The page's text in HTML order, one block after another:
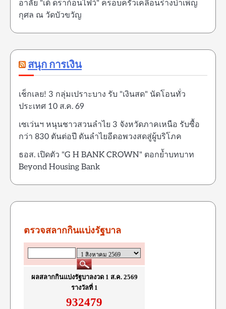
อาลัย "เต้ ดราก้อนไฟว์" ครอบครัวเคลื่อนร่างบำเพ็ญ
กุศล ณ วัดบัวขวัญ
สนุก การเงิน
เช็กเลย! 3 กลุ่มเปราะบาง รับ "เงินสด" นัดโอนทั่ว
ประเทศ 10 ส.ค. 69
เซเว่นฯ หนุนชาวสวนลำไย 3 จังหวัดภาคเหนือ รับซื้อ
กว่า 830 ตันต่อปี ดันลำไยอีดอพวงสดสู่ผู้บริโภค
ธอส. เปิดตัว "G H BANK CROWN" ตอกย้ำบทบาท
Beyond Housing Bank